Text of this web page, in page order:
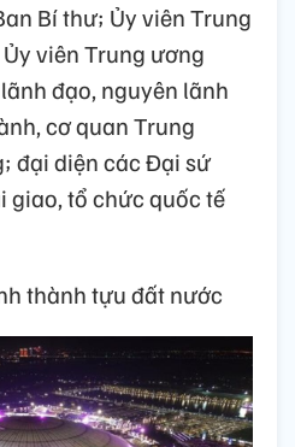
Bí thư; Ủy viên Trung
viên Trung ương
đạo, nguyên lãnh
cơ quan Trung
đại diện các Đại sứ
giao, tổ chức quốc tế
thành tựu đất nước